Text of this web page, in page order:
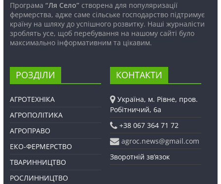
Програма “Ля Село”створена для популяризації
фермерства, адже саме сільське господарство підтримує
країну на шляху до успішного розвитку. Наші журналісти
зроблять усе, щоб перебування на нашому сайті було
максимально інформативним та цікавим.
РОЗДІЛИ
АГРОТЕХНІКА
АГРОПОЛІТИКА
АГРОПРАВО
ЕКО-ФЕРМЕРСТВО
ТВАРИННИЦТВО
РОСЛИННИЦТВО
КОНТАКТИ
Україна, м. Рівне, пров.
Робітничий, 6а
+38 067 364 71 72
agroc.news@gmail.com
Зворотній зв’язок